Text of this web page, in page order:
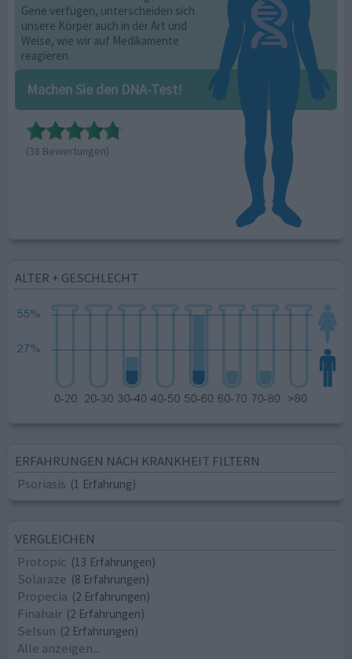
Gene verfügen, unterscheiden sich
unsere Körper auch in der Art und
Weise, wie wir auf Medikamente
reagieren.
Machen Sie den DNA-Test!
(38 Bewertungen)
ALTER + GESCHLECHT
ERFAHRUNGEN NACH KRANKHEIT FILTERN
Psoriasis (1 Erfahrung)
VERGLEICHEN
Protopic (13 Erfahrungen)
Solaraze (8 Erfahrungen)
Propecia (2 Erfahrungen)
Finahair (2 Erfahrungen)
Selsun (2 Erfahrungen)
Alle anzeigen...